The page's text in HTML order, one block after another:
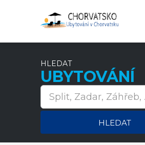
HLEDAT
UBYTOVÁNÍ
HLEDAT